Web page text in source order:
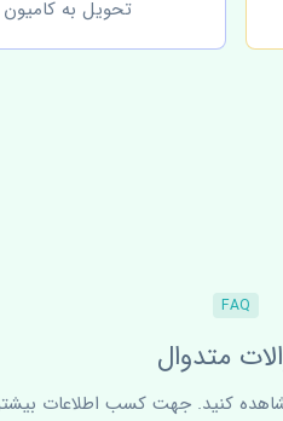
تحویل به کامیون
FAQ
متدوال
کنید. جهت کسب اطلاعات بیشتر